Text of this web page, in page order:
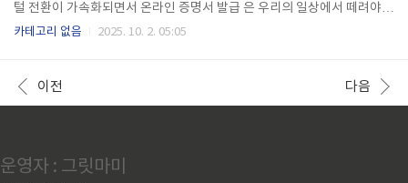
털 전환이 가속화되면서 온라인 증명서 발급 은 우리의 일상에서 떼려야
뗄 수 없는 중요한 부분이 되었습니다. 하지만, 시스템 오류, 접속 불량, 개
인 증명서 발급 을 원활하게 진행할 수 있도록 돕는 실질적인 방법들을 제
시합니다. 저와 함께라면, 복잡한 문제도 쉽게 해결할 수 있습니다!온라인
카테고리 없음 2025. 10. 2. 05:05
이전 다음
운영자 : 그릿마미